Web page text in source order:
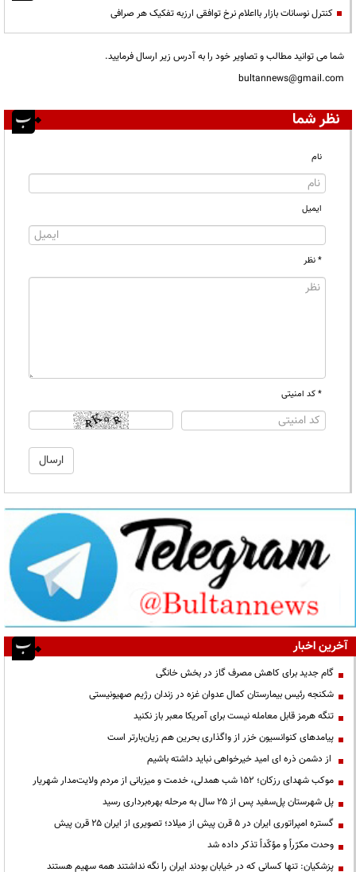
کنترل نوسانات بازار بااعلام نرخ توافقی ارزبه تفکیک هر صرافی‌
شما می توانید مطالب و تصاویر خود را به آدرس زیر ارسال فرمایید.
bultannews@gmail.com
نظر شما
نام
ایمیل
* نظر
* کد امنیتی
آخرین اخبار
گام جدید برای کاهش مصرف گاز در بخش خانگی
شکنجه رئیس بیمارستان کمال عدوان غزه در زندان رژیم صهیونیستی
تنگه هرمز قابل معامله نیست برای آمریکا معبر باز نکنید
پیامدهای کنوانسیون خزر از واگذاری بحرین هم زیان‌بارتر است
از دشمن ذره ای امید خیرخواهی نباید داشته باشیم
موکب شهدای رزکان؛ ۱۵۲ شب همدلی، خدمت و میزبانی از مردم ولایت‌مدار شهریار
پل شهرستان پل‌سفید پس از ۲۵ سال به مرحله بهره‌برداری رسید
گستره امپراتوری ایران در ۵ قرن پیش از میلاد؛ تصویری از ایران ۲۵ قرن پیش
وحدت مکرّراً و مؤکّداً تذکر داده شد
پزشکیان: تنها کسانی که در خیابان بودند ایران را نگه نداشتند همه سهیم هستند